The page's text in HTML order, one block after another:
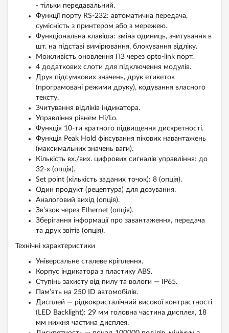
- тільки передавальний.
Функції порту RS-232: автоматична передача,
сумісність з принтером або з мережею.
Функціональна клавіша: зміна одиниць, зчитування в
шт. на підставі вимірювання, блокування відліку.
Можливість оновлення ПЗ через opto-link порт.
4 додаткових слоти для підключення модулів.
Друк підсумкових значень, друк етикеток
(програмовані режими друку), кодування власного
тексту.
Зчитування відліків індикатора.
Управління рівнем Hi/Lo.
Функція 10-ти кратного підвищення дискретності.
Функція Peak Hold фіксування пікових навантажень
(максимальних значень ваги).
Кількість вх./вих. цифрових сигналів управління: до
32-х (опція).
Set point (кількість заданих точок): 8 (опція).
Один продукт (рецептура) для дозування.
Аналоговий вихід (опція).
Зв’язок через Ethernet (опція).
Зберігання інформації про завантаження, передача
та друк звітів (опція).
Технічні характеристики
Універсальне сталеве кріплення.
Корпус індикатора з пластику ABS.
Ступінь захисту від пилу та вологи — IP65.
Пам’ять на 250 ID автомобілів.
Дисплей — рідкокристалічний високої контрастності
(LED Backlight): 29 мм головна частина дисплея, 18
мм нижня частина дисплея.